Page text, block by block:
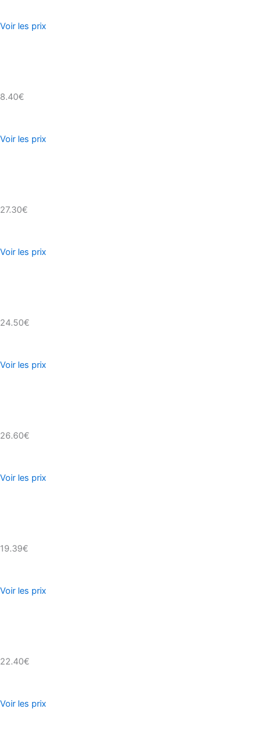
Voir les prix
8.40€
Voir les prix
27.30€
Voir les prix
24.50€
Voir les prix
26.60€
Voir les prix
19.39€
Voir les prix
22.40€
Voir les prix